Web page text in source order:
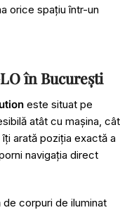
orice spațiu într-un
în București
este situat pe
atât cu mașina, cât
arată poziția exactă a
navigația direct
corpuri de iluminat